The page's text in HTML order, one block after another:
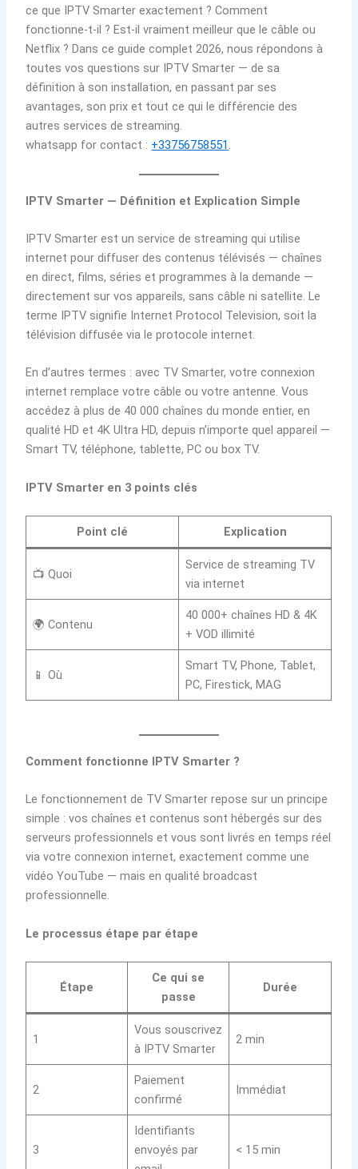
ce que IPTV Smarter exactement ? Comment
fonctionne-t-il ? Est-il vraiment meilleur que le câble ou
Netflix ? Dans ce guide complet 2026, nous répondons à
toutes vos questions sur IPTV Smarter — de sa
définition à son installation, en passant par ses
avantages, son prix et tout ce qui le différencie des
autres services de streaming.
whatsapp for contact : +33756758551 .
IPTV Smarter — Définition et Explication Simple
IPTV Smarter est un service de streaming qui utilise
internet pour diffuser des contenus télévisés — chaînes
en direct, films, séries et programmes à la demande —
directement sur vos appareils, sans câble ni satellite. Le
terme IPTV signifie Internet Protocol Television, soit la
télévision diffusée via le protocole internet.
En d’autres termes : avec TV Smarter, votre connexion
internet remplace votre câble ou votre antenne. Vous
accédez à plus de 40 000 chaînes du monde entier, en
qualité HD et 4K Ultra HD, depuis n’importe quel appareil —
Smart TV, téléphone, tablette, PC ou box TV.
IPTV Smarter en 3 points clés
Point clé Explication
📺 Quoi
Service de streaming TV
via internet
🌍 Contenu
40 000+ chaînes HD & 4K
+ VOD illimité
📱 Où
Smart TV, Phone, Tablet,
PC, Firestick, MAG
Comment fonctionne IPTV Smarter ?
Le fonctionnement de TV Smarter repose sur un principe
simple : vos chaînes et contenus sont hébergés sur des
serveurs professionnels et vous sont livrés en temps réel
via votre connexion internet, exactement comme une
vidéo YouTube — mais en qualité broadcast
professionnelle.
Le processus étape par étape
Étape
Ce qui se
passe
Durée
1
Vous souscrivez
à IPTV Smarter
2 min
2
Paiement
confirmé
Immédiat
3
Identifiants
envoyés par
< 15 min